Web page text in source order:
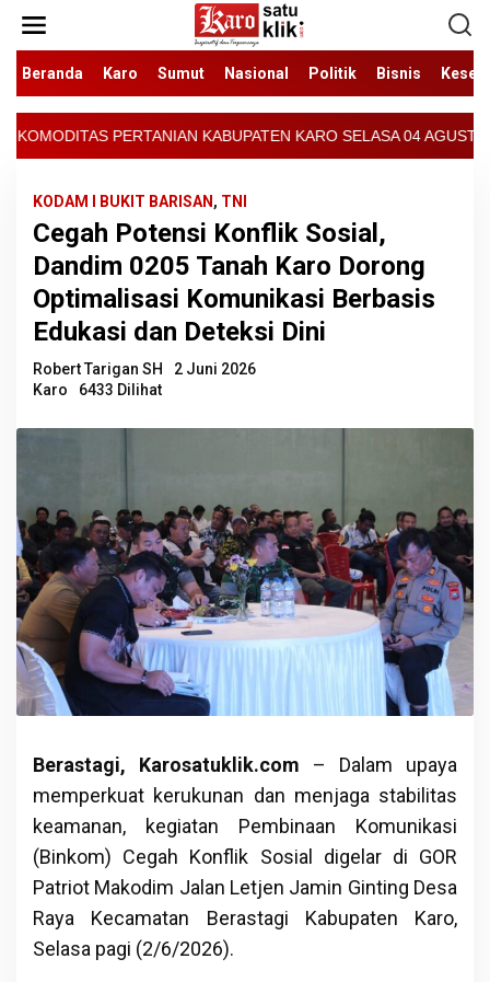
konten
Beranda
Karo Sumut Nasional Politik Bisnis
KABUPATEN KARO SELASA 04 AGUSTUS 2026 - ARCIS
KODAM I BUKIT BARISAN , TNI
Cegah Potensi Konflik Sosial,
Dandim 0205 Tanah Karo Dorong
Optimalisasi Komunikasi Berbasis
Edukasi dan Deteksi Dini
Robert Tarigan SH
2 Juni 2026
Karo
6433 Dilihat
Berastagi, Karosatuklik.com – Dalam upaya
memperkuat kerukunan dan menjaga stabilitas
keamanan, kegiatan Pembinaan Komunikasi
(Binkom) Cegah Konflik Sosial digelar di GOR
Patriot Makodim Jalan Letjen Jamin Ginting Desa
Raya Kecamatan Berastagi Kabupaten Karo,
Selasa pagi (2/6/2026).